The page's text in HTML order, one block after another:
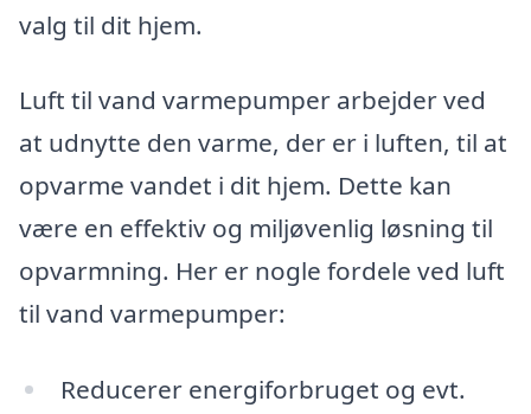
valg til dit hjem.
Luft til vand varmepumper arbejder ved
at udnytte den varme, der er i luften, til at
opvarme vandet i dit hjem. Dette kan
være en effektiv og miljøvenlig løsning til
opvarmning. Her er nogle fordele ved luft
til vand varmepumper:
Reducerer energiforbruget og evt.